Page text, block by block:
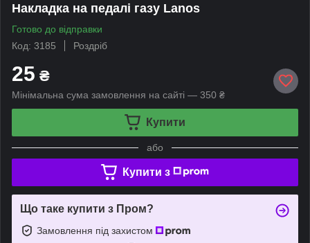
Накладка на педалі газу Lanos
Готово до відправки
Код: 3185
Роздріб
25 ₴
Мінімальна сума замовлення на сайті — 350 ₴
Купити
або
Купити з
Що таке купити з Пром?
Замовлення під захистом